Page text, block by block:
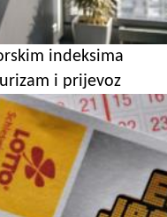
indeksima
i prijevoz